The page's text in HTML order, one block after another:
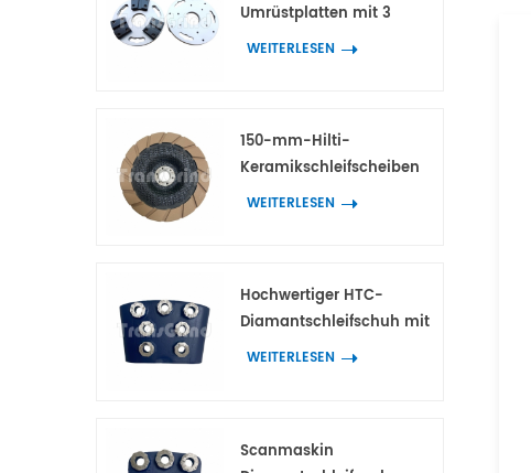
Umrüstplatten mit 3
Adaptern für HTC- und
WEITERLESEN
150-mm-Hilti-
Keramikschleifscheiben
für die
WEITERLESEN
Hochwertiger HTC-
Diamantschleifschuh mit
7 Blumenringsegmenten
WEITERLESEN
Scanmaskin